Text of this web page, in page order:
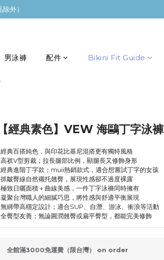
外）
男泳褲 配件 Bikini Fit Guide
【經典素色】VEW 海鷗丁字泳褲
經典百搭純色，與印花比基尼混搭更有獨特風格
高衩V型剪裁；拉長腿部比例，顯腿長又修飾身形
經典進階丁字款；muii熱銷款式，適合想嘗試丁字的女孩
抓皺臀線自然襯托翹臀，展現性感卻不過度裸露
極致日曬面積＋曲線美感，一件丁字泳褲同時擁有
凝聚台灣職人的細膩巧思，將性感與舒適平衡展現
無綁帶高穩定設計；適合SUP、自潛、游泳、衝浪等活動
全臀型友善；無論圓潤翹臀或扁平臀型，都能完美修飾
全館滿3000免運費（限台灣） on order